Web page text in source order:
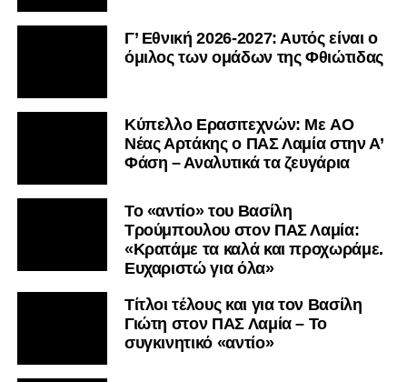
Γ’ Εθνική 2026-2027: Αυτός είναι ο
όμιλος των ομάδων της Φθιώτιδας
Kύπελλο Ερασιτεχνών: Με AO
Nέας Αρτάκης ο ΠΑΣ Λαμία στην Α’
Φάση – Αναλυτικά τα ζευγάρια
Το «αντίο» του Βασίλη
Τρούμπουλου στον ΠΑΣ Λαμία:
«Κρατάμε τα καλά και προχωράμε.
Ευχαριστώ για όλα»
Τίτλοι τέλους και για τον Βασίλη
Γιώτη στον ΠΑΣ Λαμία – Το
συγκινητικό «αντίο»